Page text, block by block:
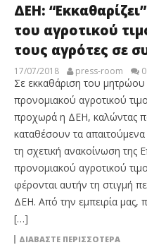
ΔΕΗ:
του αγροτικού
τους αγρότες σε
17/07/2018 press-room 0
Σε εκκαθάριση του
προνομιακού αγροτικού
προχωρά η ΔΕΗ, καλώντας
καταθέσουν τα απαιτούμενα
τη σχετική ανακοίνωση της
προνομιακού αγροτικού
φέρονται αυτήν τη στιγμή
ΔΕΗ. Από την εμπειρία μας,
[…]
ΔΙΑΒΆΣΤΕ ΠΕΡΙΣΣΌΤΕΡΑ